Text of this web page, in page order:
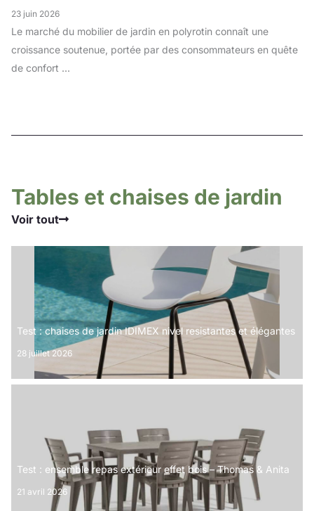
23 juin 2026
Le marché du mobilier de jardin en polyrotin connaît une
croissance soutenue, portée par des consommateurs en quête
de confort ...
Tables et chaises de jardin
Voir tout
Test : chaises de jardin IDIMEX nivel resistantes et élégantes
28 juillet 2026
Test : ensemble repas extérieur effet bois – Thomas & Anita
21 avril 2026